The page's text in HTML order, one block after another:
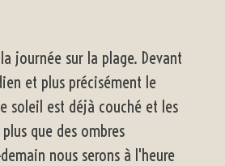
journée sur la plage. Devant
et plus précisément le
soleil est déjà couché et les
que des ombres
nous serons à l'heure